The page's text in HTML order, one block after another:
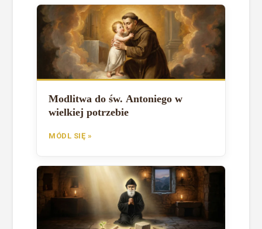
Modlitwa do św. Antoniego w
wielkiej potrzebie
MÓDL SIĘ »